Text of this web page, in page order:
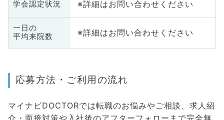
学会認定状況 ※詳細はお問い合わせください
一日の
平均来院数
※詳細はお問い合わせください
応募方法・ご利用の流れ
マイナビDOCTORでは転職のお悩みやご相談、求人紹